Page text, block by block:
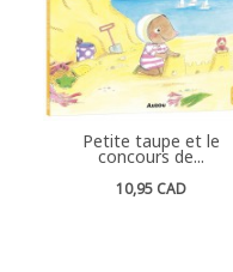
Petite taupe et le
concours de...
10,95 CAD